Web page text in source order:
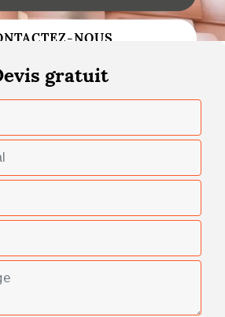
de toiture
Gouttières
de toiture
NOUS
gratuit